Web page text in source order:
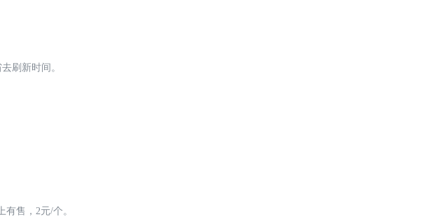
刷新时间。
有售，2元/个。